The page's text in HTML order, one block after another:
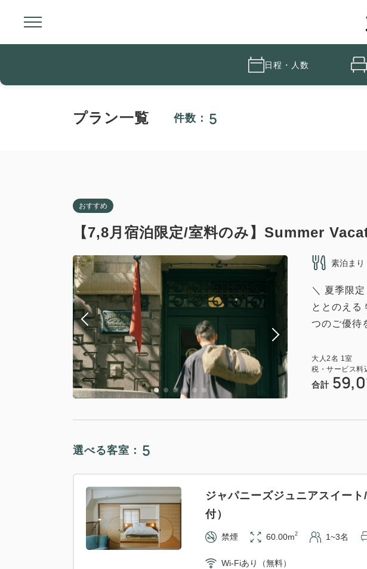
日程・人数
プラン一覧 件数： 5
おすすめ
【7,8月宿泊限定/室料のみ】Summer
素泊まり
＼ 夏季限
ととのえる
つのご優待
大人2名 1室
税・サービス料
合計
選べる客室： 5
ジャパニーズジュニアスイー
付）
禁煙 60.00m2 1~3名
Wi-Fiあり（無料）